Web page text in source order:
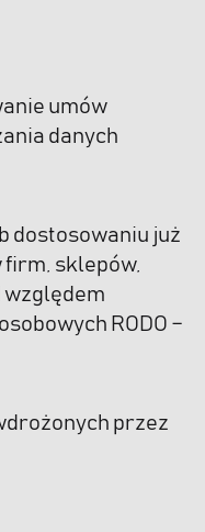
umów
danych
dostosowaniu już
sklepów,
względem
RODO –
przez